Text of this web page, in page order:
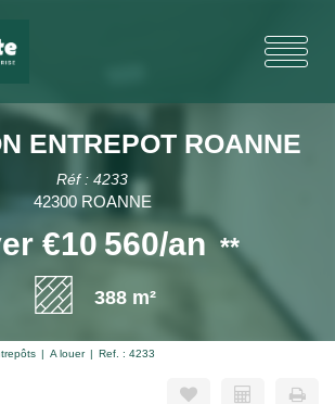
ENTREPOT ROANNE
Réf : 4233
42300 ROANNE
€10 560/an **
388 m²
A louer Ref. : 4233